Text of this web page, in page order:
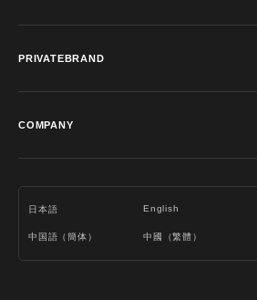
PRIVATEBRAND
COMPANY
日本語 English
中国語（簡体） 中國（繁體）